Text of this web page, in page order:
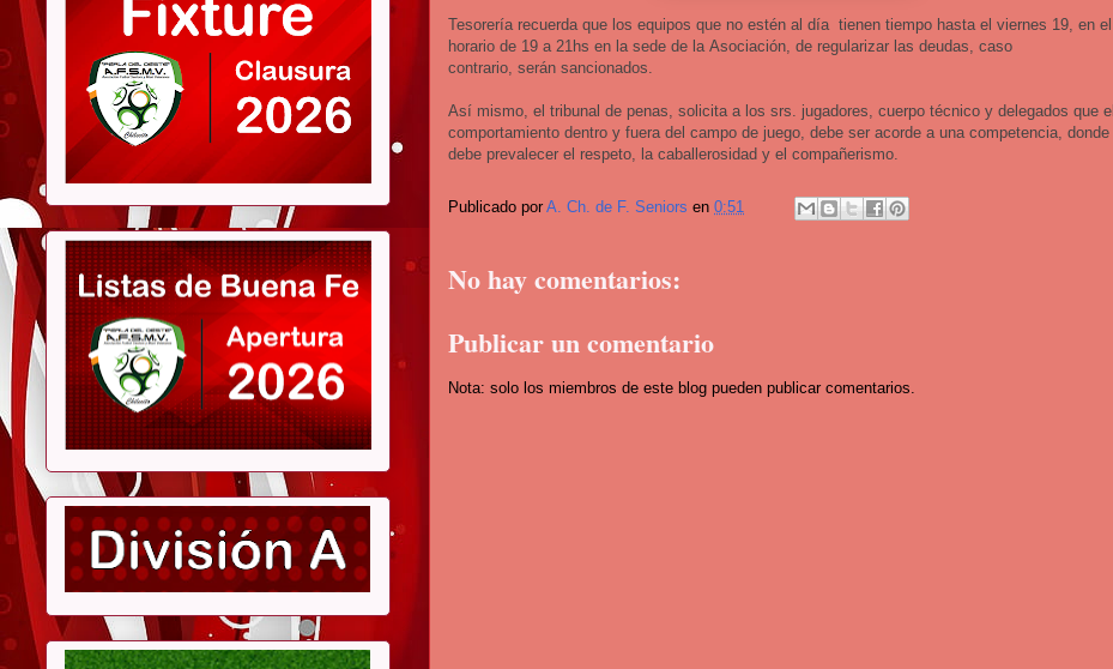
Tesorería recuerda que los equipos que no estén al día tienen tiempo hasta el viernes 19, en el
horario de 19 a 21hs en la sede de la Asociación, de regularizar las deudas, caso
contrario, serán sancionados.
Así mismo, el tribunal de penas, solicita a los srs. jugadores, cuerpo técnico y delegados que el
comportamiento dentro y fuera del campo de juego, debe ser acorde a una competencia, donde
debe prevalecer el respeto, la caballerosidad y el compañerismo.
Publicado porA. Ch. de F. Seniors en 0:51
No hay comentarios:
Publicar un comentario
Nota: solo los miembros de este blog pueden publicar comentarios.